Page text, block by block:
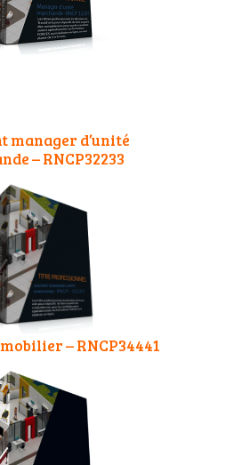
manager d’unité
– RNCP32233
– RNCP34441